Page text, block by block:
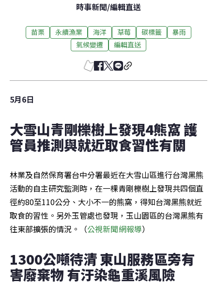
時事新聞/編輯直送
苗栗 永續漁業 海洋 草莓 碳標籤
暴雨
氣候變遷
編輯直送
5月6日
大雪山青剛櫟樹上發現4熊窩 護
管員推測與就近取食習性有關
林業及自然保育署台中分署最近在大雪山區進行台灣黑熊
活動的自主研究監測時，在一棵青剛櫟樹上發現共四個直
徑約80至110公分、大小不一的熊窩，得知台灣黑熊就近
取食的習性。另外玉管處也發現，玉山園區的台灣黑熊有
往東部擴張的情況。（公視新聞網報導）
1300公噸待清 東山服務區旁有
害廢棄物 有汙染龜重溪風險